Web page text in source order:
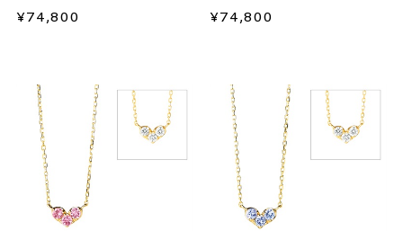
ブルネックレス
¥74,800
ーシブルネックレス
¥74,800